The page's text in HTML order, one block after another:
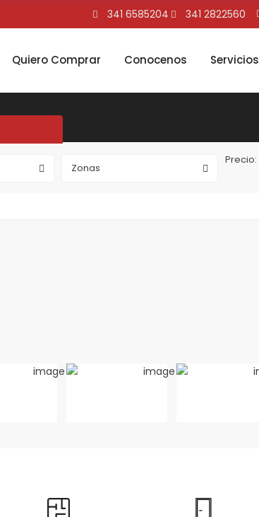
341 6585204 341 2822560
Quiero Comprar Conocenos Servicios
Zonas
Precio: